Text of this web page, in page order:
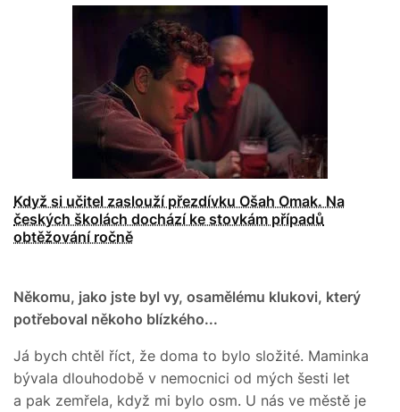
Když si učitel zaslouží přezdívku Ošah Omak. Na
českých školách dochází ke stovkám případů
obtěžování ročně
Někomu, jako jste byl vy, osamělému klukovi, který
potřeboval někoho blízkého...
Já bych chtěl říct, že doma to bylo složité. Maminka
bývala dlouhodobě v nemocnici od mých šesti let
a pak zemřela, když mi bylo osm. U nás ve městě je